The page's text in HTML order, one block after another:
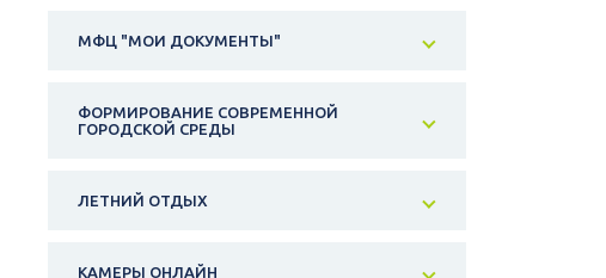
МФЦ "МОИ ДОКУМЕНТЫ"
ФОРМИРОВАНИЕ СОВРЕМЕННОЙ
ГОРОДСКОЙ СРЕДЫ
ЛЕТНИЙ ОТДЫХ
КАМЕРЫ ОНЛАЙН